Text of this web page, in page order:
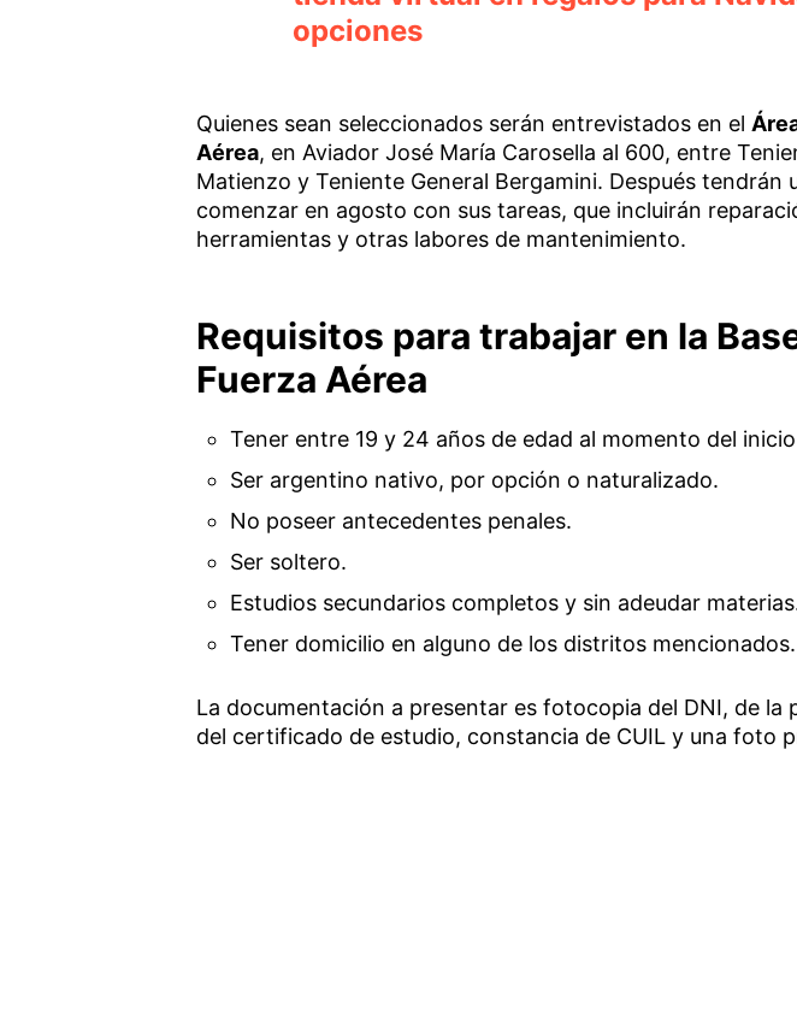
opciones
Quienes sean seleccionados serán entrevistados en el
Aérea, en Aviador José María Carosella al 600, entre
Matienzo y Teniente General Bergamini. Después tendrán
comenzar en agosto con sus tareas, que incluirán
herramientas y otras labores de mantenimiento.
Requisitos para trabajar en la
Fuerza Aérea
Tener entre 19 y 24 años de edad al momento del
Ser argentino nativo, por opción o naturalizado.
No poseer antecedentes penales.
Ser soltero.
Estudios secundarios completos y sin adeudar
Tener domicilio en alguno de los distritos mencionados.
La documentación a presentar es fotocopia del DNI, de la
del certificado de estudio, constancia de CUIL y una foto